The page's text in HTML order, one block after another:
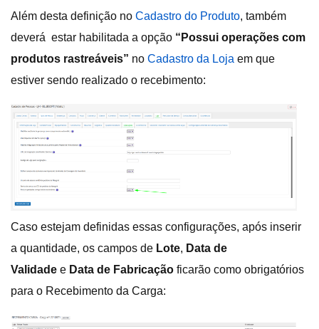
Além desta definição no Cadastro do Produto, também
deverá estar habilitada a opção “Possui operações com
produtos rastreáveis” no Cadastro da Loja em que
estiver sendo realizado o recebimento:
Caso estejam definidas essas configurações, após inserir
a quantidade, os campos de Lote, Data de
Validade e Data de Fabricação ficarão como obrigatórios
para o Recebimento da Carga: